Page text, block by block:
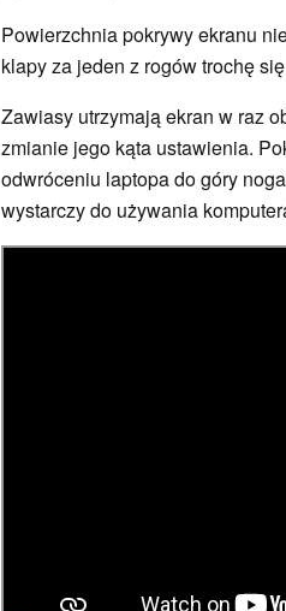
Powierzchnia pokrywy ekranu
klapy za jeden z rogów trochę
Zawiasy utrzymają ekran w raz
zmianie jego kąta ustawienia.
odwróceniu laptopa do góry
wystarczy do używania